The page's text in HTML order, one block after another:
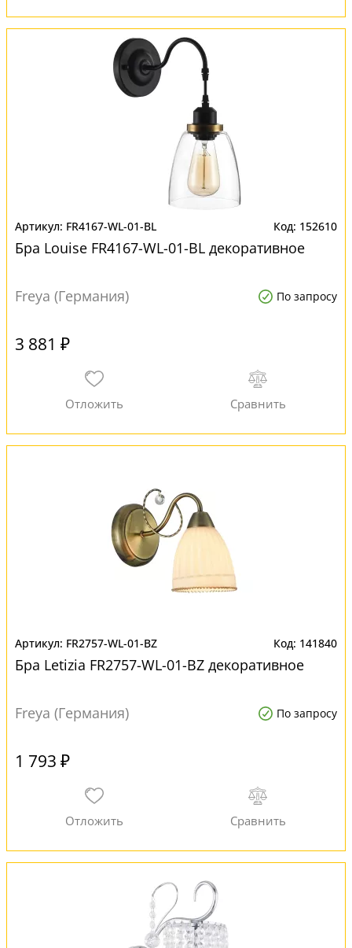
FR4167-WL-01-BL 152610
Бра Louise FR4167-WL-01-BL декоративное
Freya (Германия) По запросу
3 881 ₽
FR2757-WL-01-BZ 141840
Бра Letizia FR2757-WL-01-BZ декоративное
Freya (Германия) По запросу
1 793 ₽